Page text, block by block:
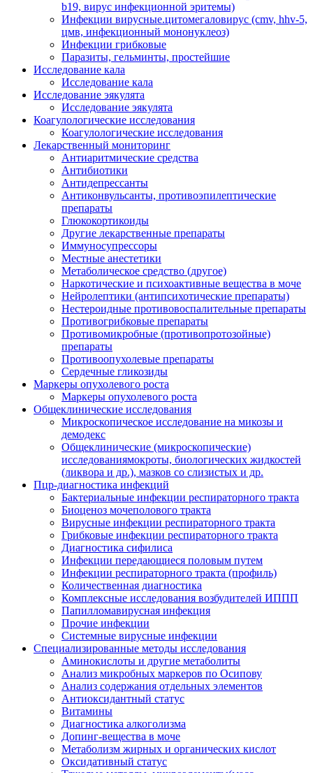
b19, вирус инфекционной эритемы)
Инфекции вирусные.цитомегаловирус (cmv, hhv-5,
цмв, инфекционный мононуклеоз)
Инфекции грибковые
Паразиты, гельминты, простейшие
Исследование кала
Исследование кала
Исследование эякулята
Исследование эякулята
Коагулологические исследования
Коагулологические исследования
Лекарственный мониторинг
Антиаритмические средства
Антибиотики
Антидепрессанты
Антиконвульсанты, противоэпилептические
препараты
Глюкокортикоиды
Другие лекарственные препараты
Иммуносупрессоры
Местные анестетики
Метаболическое средство (другое)
Наркотические и психоактивные вещества в моче
Нейролептики (антипсихотические препараты)
Нестероидные противовоспалительные препараты
Противогрибковые препараты
Противомикробные (противопротозойные)
препараты
Противоопухолевые препараты
Сердечные гликозиды
Маркеры опухолевого роста
Маркеры опухолевого роста
Общеклинические исследования
Микроскопическое исследование на микозы и
демодекс
Общеклинические (микроскопические)
исследованиямокроты, биологических жидкостей
(ликвора и др.), мазков со слизистых и др.
Пцр-диагностика инфекций
Бактериальные инфекции респираторного тракта
Биоценоз мочеполового тракта
Вирусные инфекции респираторного тракта
Грибковые инфекции респираторного тракта
Диагностика сифилиса
Инфекции передающиеся половым путем
Инфекции респираторного тракта (профиль)
Количественная диагностика
Комплексные исследования возбудителей ИППП
Папилломавирусная инфекция
Прочие инфекции
Системные вирусные инфекции
Специализированные методы исследования
Аминокислоты и другие метаболиты
Анализ микробных маркеров по Осипову
Анализ содержания отдельных элементов
Антиоксидантный статус
Витамины
Диагностика алкоголизма
Допинг-вещества в моче
Метаболизм жирных и органических кислот
Оксидативный статус